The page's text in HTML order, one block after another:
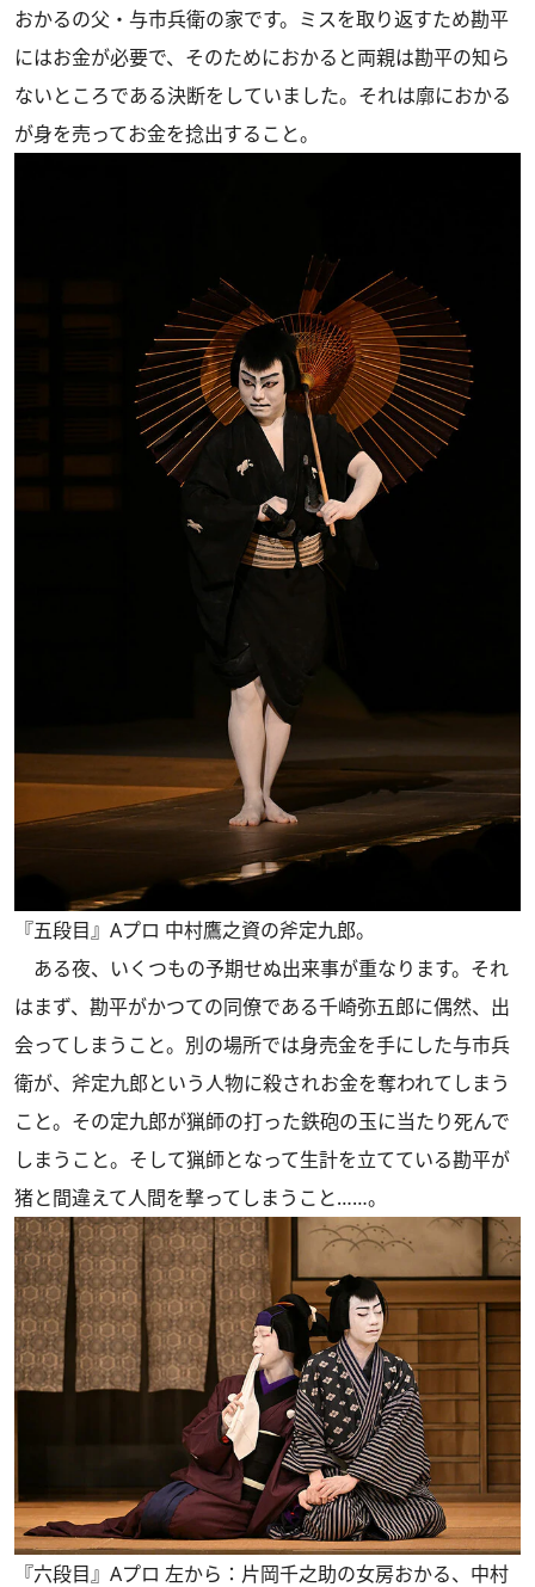
おかるの父・与市兵衛の家です。ミスを取り返すため勘平
にはお金が必要で、そのためにおかると両親は勘平の知ら
ないところである決断をしていました。それは廓におかる
が身を売ってお金を捻出すること。
『五段目』Aプロ 中村鷹之資の斧定九郎。
ある夜、いくつもの予期せぬ出来事が重なります。それ
はまず、勘平がかつての同僚である千崎弥五郎に偶然、出
会ってしまうこと。別の場所では身売金を手にした与市兵
衛が、斧定九郎という人物に殺されお金を奪われてしまう
こと。その定九郎が猟師の打った鉄砲の玉に当たり死んで
しまうこと。そして猟師となって生計を立てている勘平が
猪と間違えて人間を撃ってしまうこと……。
『六段目』Aプロ 左から：片岡千之助の女房おかる、中村